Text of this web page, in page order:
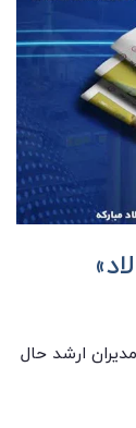
1474 فولاد»
ارشد حال